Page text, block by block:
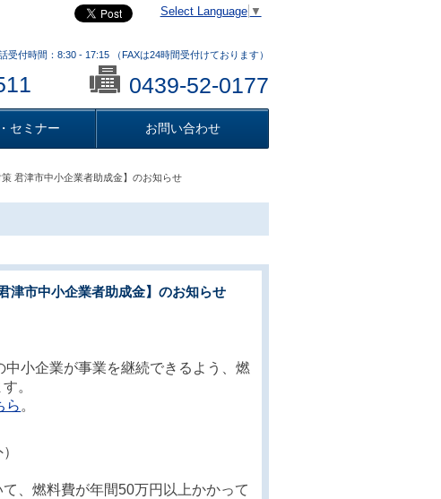
Select Language ▼
受付時間：8:30 - 17:15 （FAXは24時間受付けております）
0439-52-0177
セミナー お問い合わせ
君津市中小企業者助成金】のお知らせ
津市中小企業者助成金】のお知らせ
小企業が事業を継続できるよう、燃
。
ら 。
、燃料費が年間50万円以上かかって